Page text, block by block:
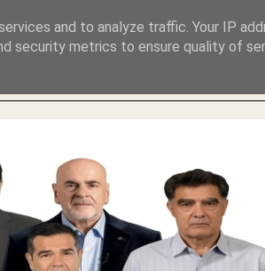
and to analyze traffic. Your IP
security metrics to ensure quality of